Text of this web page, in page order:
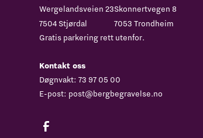
‍Wergelandsveien 23
7504 Stjørdal
Skonnertvegen 8
7053 Trondheim
Gratis parkering rett utenfor.
Kontakt oss
Døgnvakt:73 97 05 00
E-post: post@bergbegravelse.no